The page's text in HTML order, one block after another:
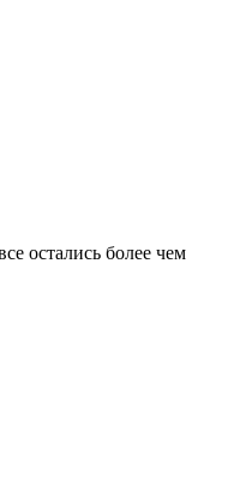
остались более чем